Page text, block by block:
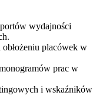
wydajności
placówek w
prac w
i wskaźników